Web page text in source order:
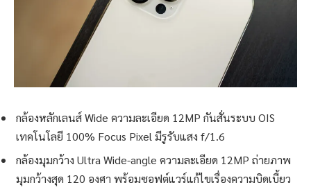
กล้องหลักเลนส์ Wide ความละเอียด 12MP กันสั่นระบบ OIS
เทคโนโลยี 100% Focus Pixel มีรูรับแสง f/1.6
กล้องมุมกว้าง Ultra Wide-angle ความละเอียด 12MP ถ่ายภาพ
มุมกว้างสุด 120 องศา พร้อมซอฟต์แวร์แก้ไขเรื่องความบิดเบี้ยว